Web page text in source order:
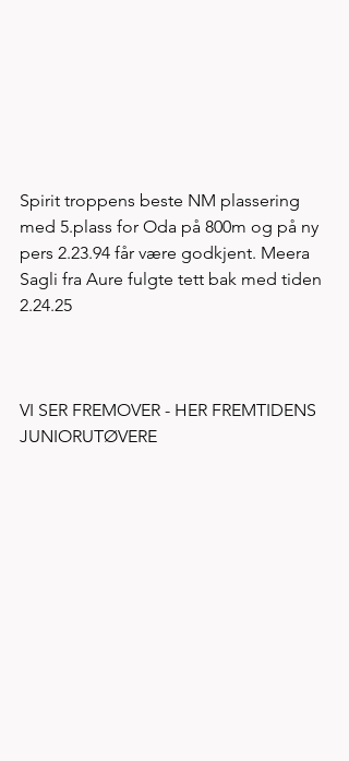
Spirit troppens beste NM plassering
med 5.plass for Oda på 800m og på ny
pers 2.23.94 får være godkjent. Meera
Sagli fra Aure fulgte tett bak med tiden
2.24.25
VI SER FREMOVER - HER FREMTIDENS
JUNIORUTØVERE